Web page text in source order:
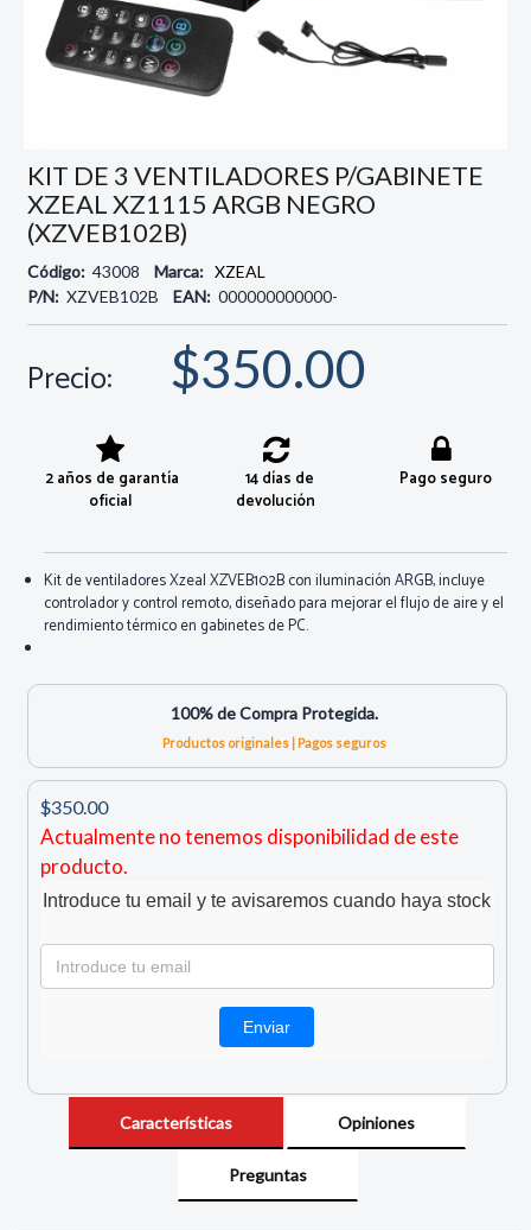
KIT DE 3 VENTILADORES P/GABINETE
XZEAL XZ1115 ARGB NEGRO
(XZVEB102B)
Código: 43008 Marca: XZEAL
P/N: XZVEB102B EAN: 000000000000-
Precio: $350.00
2 años de garantía
oficial
14 días de
devolución
Pago seguro
Kit de ventiladores Xzeal XZVEB102B con iluminación ARGB, incluye
controlador y control remoto, diseñado para mejorar el flujo de aire y el
rendimiento térmico en gabinetes de PC.
100% de Compra Protegida.
Productos originales | Pagos seguros
$350.00
Actualmente no tenemos disponibilidad de este
producto.
Introduce tu email y te avisaremos cuando haya stock
Características Opiniones
Preguntas